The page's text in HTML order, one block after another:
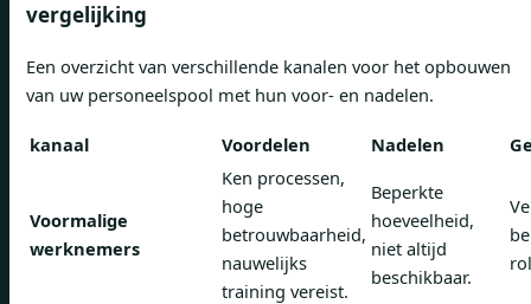
vergelijking
Een overzicht van verschillende kanalen voor het opbouwen
van uw personeelspool met hun voor- en nadelen.
kanaal Voordelen Nadelen
Voormalige
werknemers
Ken processen,
hoge
betrouwbaarheid,
nauwelijks
training vereist.
Beperkte
hoeveelheid,
niet altijd
beschikbaar.